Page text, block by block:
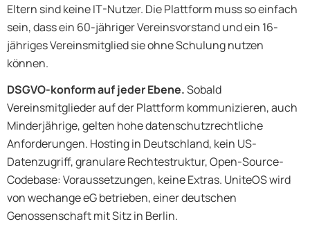
Eltern sind keine IT-Nutzer. Die Plattform muss so einfach
sein, dass ein 60-jähriger Vereinsvorstand und ein 16-
jähriges Vereinsmitglied sie ohne Schulung nutzen
können.
DSGVO-konform auf jeder Ebene.Sobald
Vereinsmitglieder auf der Plattform kommunizieren, auch
Minderjährige, gelten hohe datenschutzrechtliche
Anforderungen. Hosting in Deutschland, kein US-
Datenzugriff, granulare Rechtestruktur, Open-Source-
Codebase: Voraussetzungen, keine Extras. UniteOS wird
von wechange eG betrieben, einer deutschen
Genossenschaft mit Sitz in Berlin.